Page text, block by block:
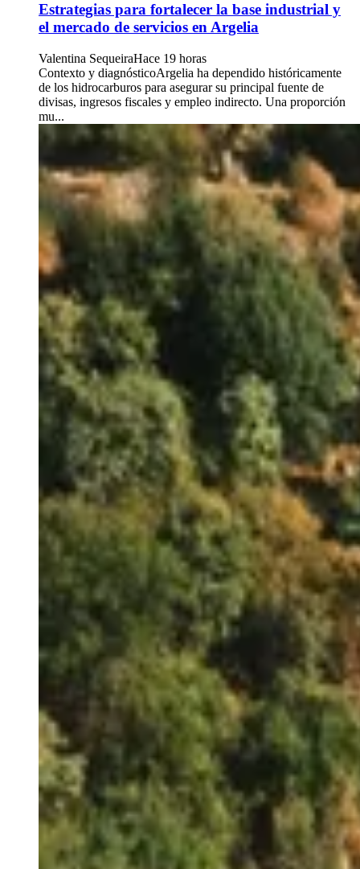
Estrategias para fortalecer la base industrial y
el mercado de servicios en Argelia
Valentina SequeiraHace 19 horas
Contexto y diagnósticoArgelia ha dependido históricamente
de los hidrocarburos para asegurar su principal fuente de
divisas, ingresos fiscales y empleo indirecto. Una proporción
mu...